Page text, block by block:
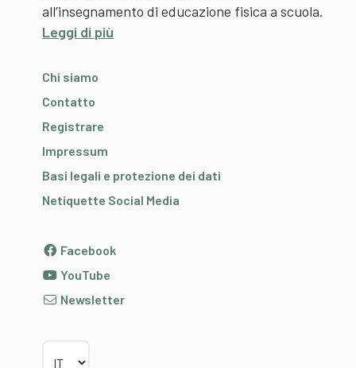
all’insegnamento di educazione fisica a scuola.
Leggi di più
Chi siamo
Contatto
Registrare
Impressum
Basi legali e protezione dei dati
Netiquette Social Media
Facebook
YouTube
Newsletter